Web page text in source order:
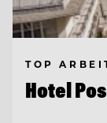
TOP
Hotel